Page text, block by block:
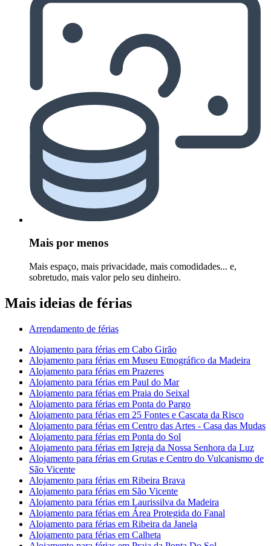
Mais por menos
Mais espaço, mais privacidade, mais comodidades... e,
sobretudo, mais valor pelo seu dinheiro.
Mais ideias de férias
Arrendamento de férias
Alojamento para férias em Cabo Girão
Alojamento para férias em Museu Etnográfico da Madeira
Alojamento para férias em Prazeres
Alojamento para férias em Paul do Mar
Alojamento para férias em Praia do Seixal
Alojamento para férias em Ponta do Pargo
Alojamento para férias em 25 Fontes e Cascata da Risco
Alojamento para férias em Centro das Artes - Casa das Mudas
Alojamento para férias em Ponta do Sol
Alojamento para férias em Igreja da Nossa Senhora da Luz
Alojamento para férias em Grutas e Centro do Vulcanismo de
São Vicente
Alojamento para férias em Ribeira Brava
Alojamento para férias em São Vicente
Alojamento para férias em Laurissilva da Madeira
Alojamento para férias em Área Protegida do Fanal
Alojamento para férias em Ribeira da Janela
Alojamento para férias em Calheta